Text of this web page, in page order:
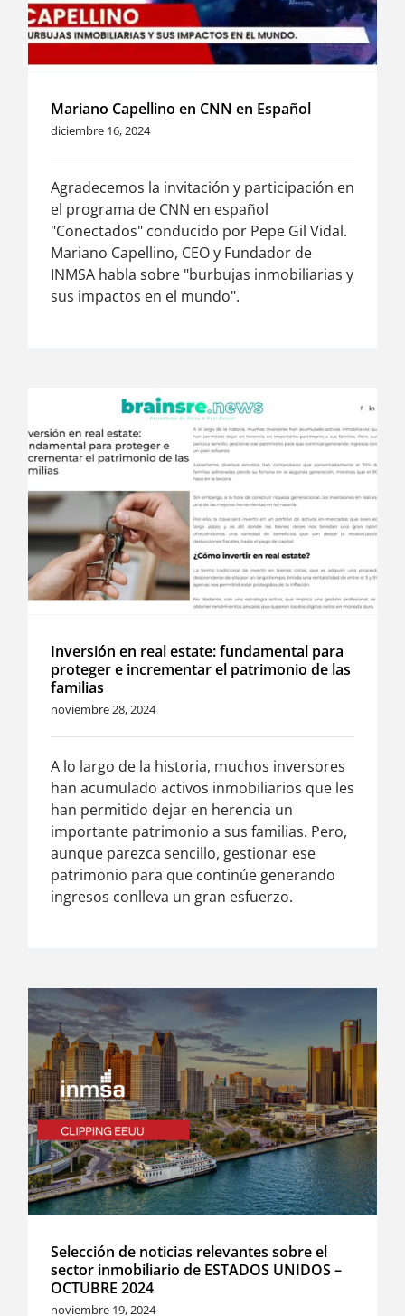
Mariano Capellino en CNN en Español
diciembre 16, 2024
Agradecemos la invitación y participación en
el programa de CNN en español
"Conectados" conducido por Pepe Gil Vidal.
Mariano Capellino, CEO y Fundador de
INMSA habla sobre "burbujas inmobiliarias y
sus impactos en el mundo".
Inversión en real estate: fundamental para
proteger e incrementar el patrimonio de las
familias
noviembre 28, 2024
A lo largo de la historia, muchos inversores
han acumulado activos inmobiliarios que les
han permitido dejar en herencia un
importante patrimonio a sus familias. Pero,
aunque parezca sencillo, gestionar ese
patrimonio para que continúe generando
ingresos conlleva un gran esfuerzo.
Selección de noticias relevantes sobre el
sector inmobiliario de ESTADOS UNIDOS –
OCTUBRE 2024
noviembre 19, 2024